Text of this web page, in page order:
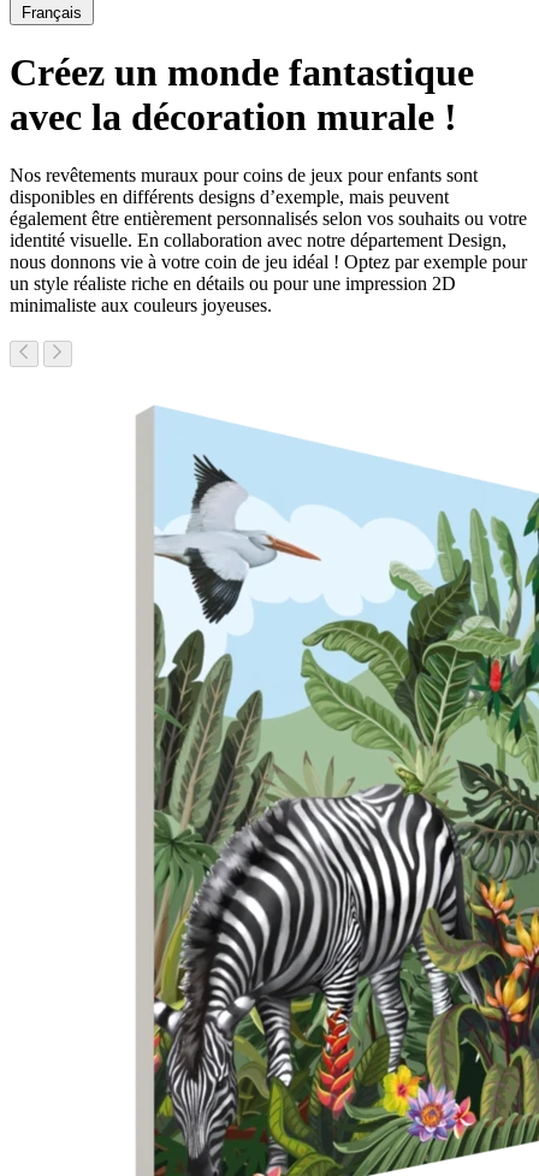
Français
Créez un monde fantastique
avec la décoration murale !
Nos revêtements muraux pour coins de jeux pour enfants sont
disponibles en différents designs d’exemple, mais peuvent
également être entièrement personnalisés selon vos souhaits ou votre
identité visuelle. En collaboration avec notre département Design,
nous donnons vie à votre coin de jeu idéal ! Optez par exemple pour
un style réaliste riche en détails ou pour une impression 2D
minimaliste aux couleurs joyeuses.